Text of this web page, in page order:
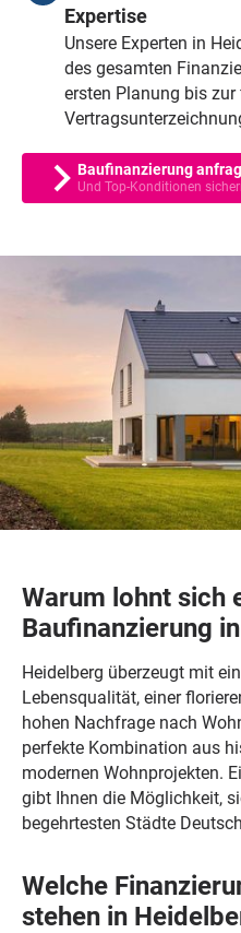
Expertise
Unsere Experten in
des gesamten
ersten Planung bis zur
Baufinanzierung
Und Top-Konditionen
Warum lohnt sich
Baufinanzierung
Heidelberg überzeugt mit
Lebensqualität, einer
hohen Nachfrage nach
perfekte Kombination aus
modernen Wohnprojekten.
gibt Ihnen die Möglichkeit,
begehrtesten Städte
Welche
stehen in